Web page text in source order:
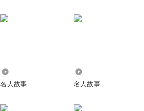
名人故事 名人故事